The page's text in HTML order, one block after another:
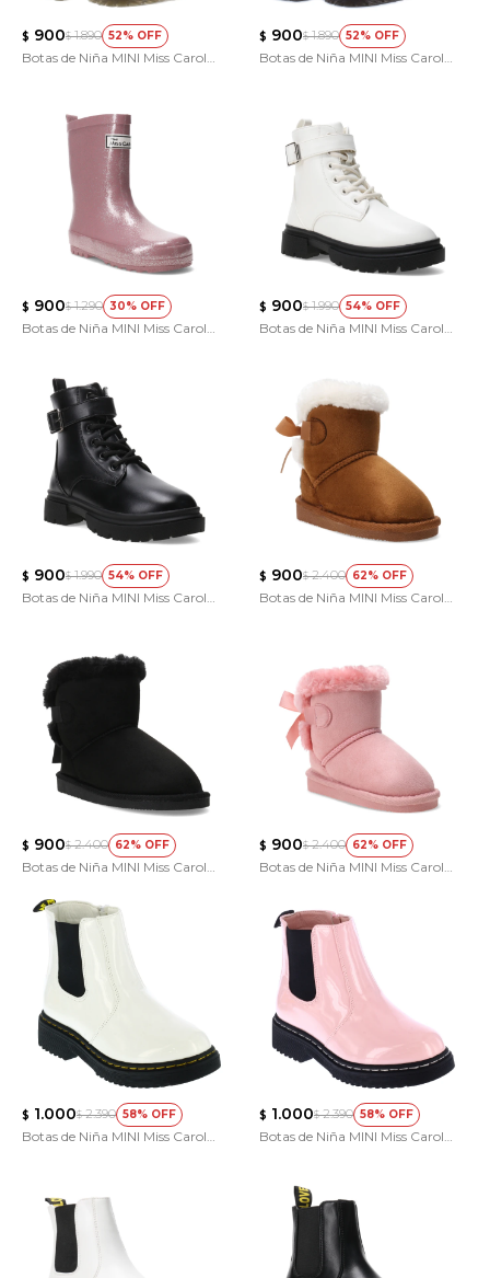
$ 900$ 1.890 52
Botas de Niña MINI Miss Carol
$ 900$ 1.890 52
Botas de Niña MINI Miss Carol
$ 900$ 1.290 30
Botas de Niña MINI Miss Carol
$ 900$ 1.990 54
Botas de Niña MINI Miss Carol
$ 900$ 1.990 54
Botas de Niña MINI Miss Carol
$ 900$ 2.400 62
Botas de Niña MINI Miss Carol
$ 900$ 2.400 62
Botas de Niña MINI Miss Carol
$ 900$ 2.400 62
Botas de Niña MINI Miss Carol
$ 1.000$ 2.390 58
Botas de Niña MINI Miss Carol
$ 1.000$ 2.390 58
Botas de Niña MINI Miss Carol